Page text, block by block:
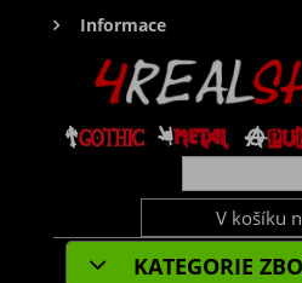
Informace
V košíku
KATEGORIE